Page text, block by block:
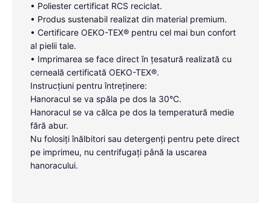
• Poliester certificat RCS reciclat.
• Produs sustenabil realizat din material premium.
• Certificare OEKO-TEX® pentru cel mai bun confort
al pielii tale.
• Imprimarea se face direct în țesatură realizată cu
cerneală certificată OEKO-TEX®.
Instrucțiuni pentru întreținere:
Hanoracul se va spăla pe dos la 30°C.
Hanoracul se va călca pe dos la temperatură medie
fără abur.
Nu folosiți înălbitori sau detergenți pentru pete direct
pe imprimeu, nu centrifugați până la uscarea
hanoracului.